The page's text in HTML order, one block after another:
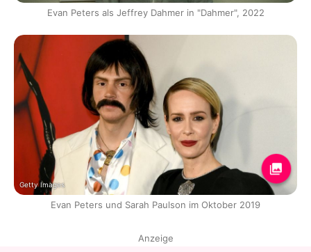
Evan Peters als Jeffrey Dahmer in "Dahmer", 2022
Getty Images
Evan Peters und Sarah Paulson im Oktober 2019
Anzeige